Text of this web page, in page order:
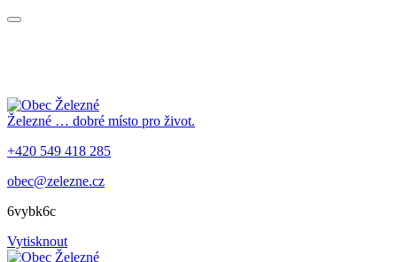
Železné … dobré místo pro život.
+420 549 418 285
obec@zelezne.cz
6vybk6c
Vytisknout